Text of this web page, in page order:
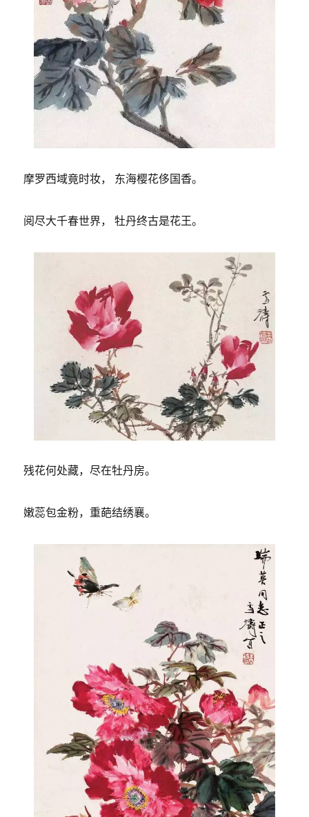
摩罗西域竟时妆， 东海樱花侈国香。
阅尽大千春世界， 牡丹终古是花王。
残花何处藏，尽在牡丹房。
嫩蕊包金粉，重葩结绣襄。